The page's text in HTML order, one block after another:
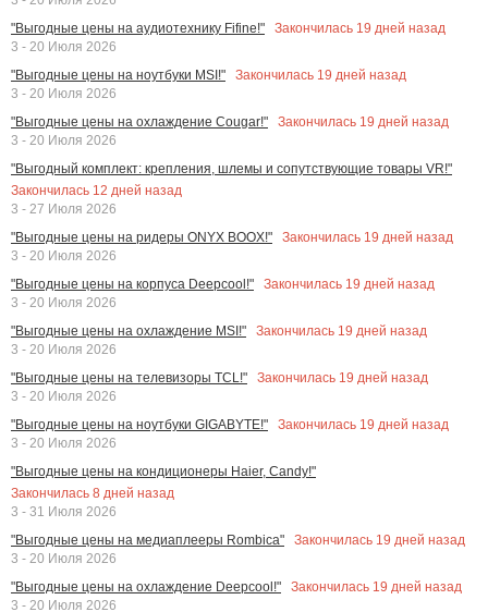
"Выгодные цены на аудиотехнику Fifine!"
Закончилась 19 дней назад
3 - 20 Июля 2026
"Выгодные цены на ноутбуки MSI!"
Закончилась 19 дней назад
3 - 20 Июля 2026
"Выгодные цены на охлаждение Cougar!"
Закончилась 19 дней назад
3 - 20 Июля 2026
"Выгодный комплект: крепления, шлемы и сопутствующие товары VR!"
Закончилась 12 дней назад
3 - 27 Июля 2026
"Выгодные цены на ридеры ONYX BOOX!"
Закончилась 19 дней назад
3 - 20 Июля 2026
"Выгодные цены на корпуса Deepcool!"
Закончилась 19 дней назад
3 - 20 Июля 2026
"Выгодные цены на охлаждение MSI!"
Закончилась 19 дней назад
3 - 20 Июля 2026
"Выгодные цены на телевизоры TCL!"
Закончилась 19 дней назад
3 - 20 Июля 2026
"Выгодные цены на ноутбуки GIGABYTE!"
Закончилась 19 дней назад
3 - 20 Июля 2026
"Выгодные цены на кондиционеры Haier, Candy!"
Закончилась 8 дней назад
3 - 31 Июля 2026
"Выгодные цены на медиаплееры Rombica"
Закончилась 19 дней назад
3 - 20 Июля 2026
"Выгодные цены на охлаждение Deepcool!"
Закончилась 19 дней назад
3 - 20 Июля 2026